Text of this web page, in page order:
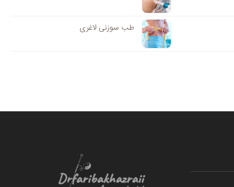
طب سوزنی لاغری